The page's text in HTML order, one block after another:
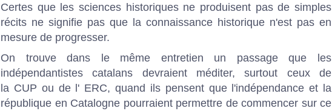
Certes que les sciences historiques ne produisent pas de simples
récits ne signifie pas que la connaissance historique n'est pas en
mesure de progresser.
On trouve dans le même entretien un passage que les
indépendantistes catalans devraient méditer, surtout ceux de
la CUP ou de l' ERC, quand ils pensent que l'indépendance et la
république en Catalogne pourraient permettre de commencer sur ce